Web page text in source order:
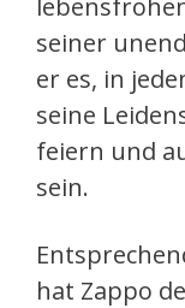
seiner
er es, in
seine
feiern und
sein.
hat Zappo